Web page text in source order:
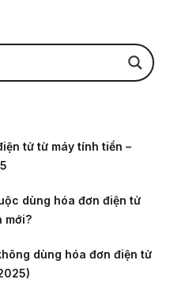
tử từ máy tính tiền –
dùng hóa đơn điện tử
mới?
dùng hóa đơn điện tử